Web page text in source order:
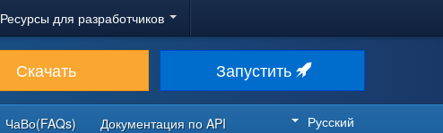
Ресурсы для разработчиков
Скачать Запустить
ЧаВо(FAQs) Документация по API Русский